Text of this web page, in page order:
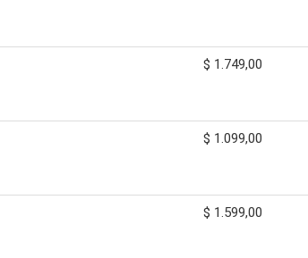
$ 1.749,00
$ 1.099,00
$ 1.599,00